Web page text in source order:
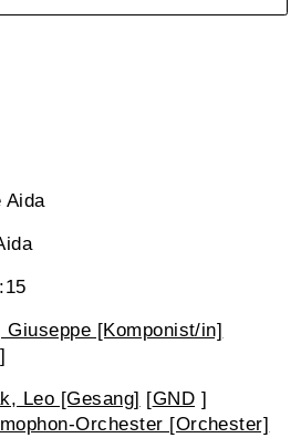
Aida
Giuseppe [Komponist/in]
]
Leo [Gesang] [GND ]
Orchester [Orchester]